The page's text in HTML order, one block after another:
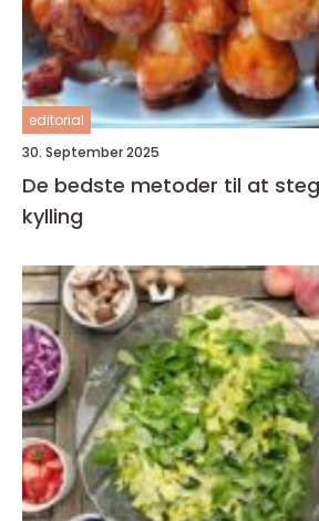
editorial
30. September 2025
De bedste metoder til at
kylling